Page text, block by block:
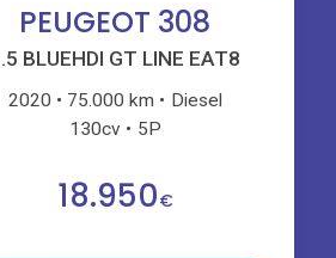
PEUGEOT 308
BLUEHDI GT LINE EAT8
2020 75.000 km
Diesel
130cv
5P
18.950€